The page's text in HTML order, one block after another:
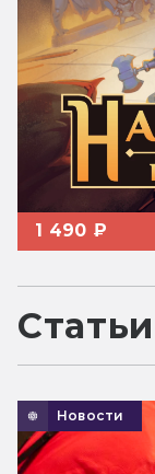
1 490 ₽
Статьи
Новости